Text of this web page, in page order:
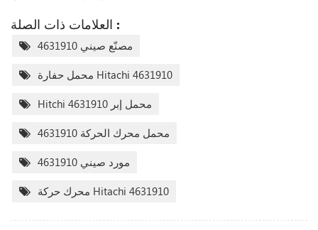
العلامات ذات الصلة :
مصنّع صيني 4631910
محمل حفارة Hitachi 4631910
Hitchi محمل إبر 4631910
محمل محرك الحركة 4631910
مورد صيني 4631910
محرك حركة Hitachi 4631910